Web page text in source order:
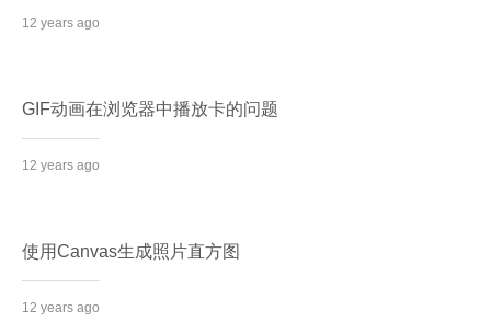
12 years ago
GIF动画在浏览器中播放卡的问题
12 years ago
使用Canvas生成照片直方图
12 years ago